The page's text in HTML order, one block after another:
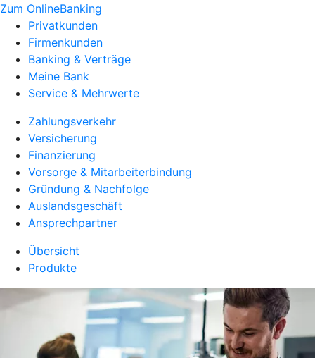
Zum OnlineBanking
Privatkunden
Firmenkunden
Banking & Verträge
Meine Bank
Service & Mehrwerte
Zahlungsverkehr
Versicherung
Finanzierung
Vorsorge & Mitarbeiterbindung
Gründung & Nachfolge
Auslandsgeschäft
Ansprechpartner
Übersicht
Produkte